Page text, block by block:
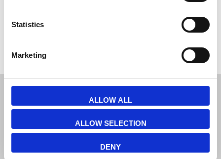
Statistics
Marketing
ALLOW ALL
ALLOW SELECTION
DENY
Tlf. 39 18 19 17